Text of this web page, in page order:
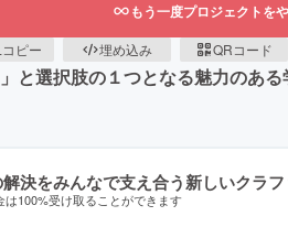
もう一度プロジェクトを
ピー 埋め込み QRコード
選択肢の１つとなる魅力のある
決をみんなで支え合う新しいクラ
は100%受け取ることができます